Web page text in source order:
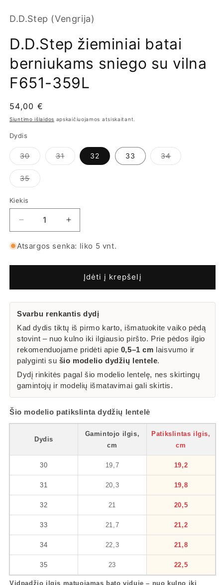
D.D.Step (Vengrija)
D.D.Step žieminiai batai
berniukams sniego su vilna
F651-359L
Įprasta
kaina
54,00 €
Siuntimo išlaidos apskaičiuojamos atsiskaitant.
Dydis
30Prekė
išparduota
arba
jos
neturime
31Prekė
išparduota
32 33 34Prekė
išparduota
35Prekė
išparduota
Kiekis
Kiekis
Sumažinti
D.D.Step
žieminiai
berniukams
359L
kiekį
Padidinti
D.D.Step
žieminiai
berniukams
sniego
359L
kiekį
Atsargos senka: liko 5 vnt.
Įdėti į krepšelį
Svarbu renkantis dydį
Kad dydis tiktų iš pirmo karto, išmatuokite vaiko pėdą
stovint – nuo kulno iki ilgiausio piršto. Prie pėdos ilgio
rekomenduojame pridėti apie 0,5–1 cm laisvumo ir
palyginti su šio modelio dydžių lentele.
Dydį rinkitės pagal šio modelio lentelę, nes skirtingų
gamintojų ir modelių išmatavimai gali skirtis.
Šio modelio patikslinta dydžių lentelė
Dydis
Gamintojo ilgis,
cm
Patikslintas ilgis,
cm
30 19,7 19,2
31 20,3 19,8
32 21 20,5
33 21,7 21,2
34 22,3 21,8
35 23 22,5
Vidpadžio ilgis matuojamas bato viduje – nuo kulno iki